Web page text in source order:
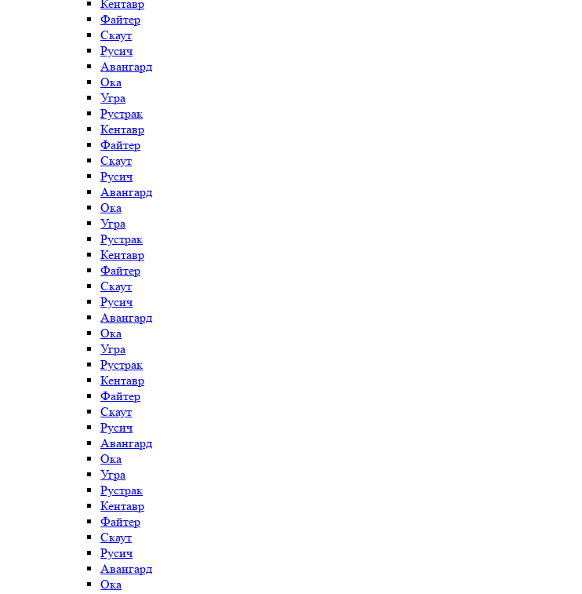
Кентавр
Файтер
Скаут
Русич
Авангард
Ока
Угра
Рустрак
Кентавр
Файтер
Скаут
Русич
Авангард
Ока
Угра
Рустрак
Кентавр
Файтер
Скаут
Русич
Авангард
Ока
Угра
Рустрак
Кентавр
Файтер
Скаут
Русич
Авангард
Ока
Угра
Рустрак
Кентавр
Файтер
Скаут
Русич
Авангард
Ока